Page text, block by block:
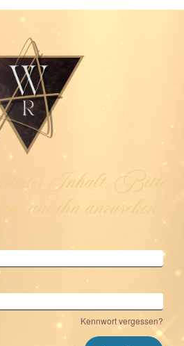
Inhalt. Bitte
um ihn anzusehen.
Kennwort vergessen?